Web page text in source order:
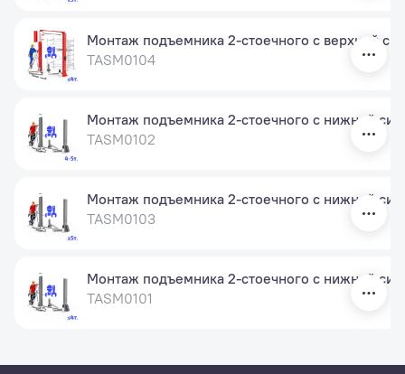
Монтаж подъемника 2-стоечного с верхней
TASM0104
Монтаж подъемника 2-стоечного с нижней
TASM0102
Монтаж подъемника 2-стоечного с нижней
TASM0103
Монтаж подъемника 2-стоечного с нижней
TASM0101